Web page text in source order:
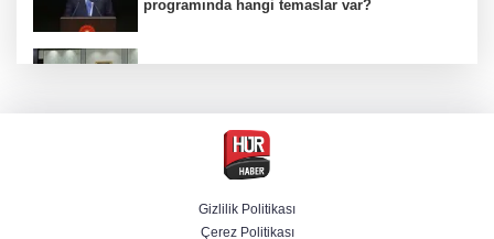
programında hangi temaslar var?
MGK Cumhurbaşkanlığı Külliyesi'nde kritik
gündemle toplandı
Gizlilik Politikası
Çerez Politikası